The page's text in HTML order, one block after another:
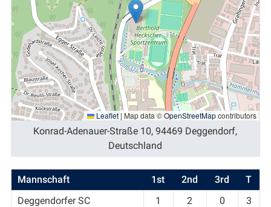
Leaflet | Map data ©OpenStreetMapcontributors
Konrad-Adenauer-Straße 10, 94469 Deggendorf,
Deutschland
Mannschaft 1st 2nd 3rd
T
Deggendorfer SC
1 2 0
3